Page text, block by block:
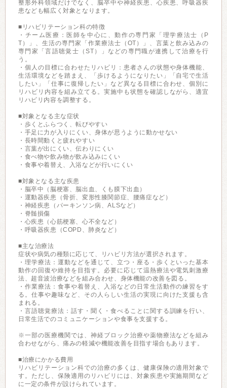
整形外科領域だけでなく、脳卒中や神経疾患、心疾患、呼吸器疾
患なども幅広く対象となります。
■リハビリテーション科の特徴
・チーム医療：医師を中心に、動作の専門家「理学療法士（P
T）」、生活の専門家「作業療法士（OT）」、言葉と飲み込みの
専門家「言語聴覚士（ST）」などの専門職が連携して治療を行
う。
・個人の目標に合わせたリハビリ：患者さんの状態や身体機能、
生活環境などを踏まえ、「歩けるようになりたい」「自宅で生活
したい」「仕事に復帰したい」など異なる目標に合わせ、個別に
リハビリ内容を組み立てる。実施中も状態を確認しながら、適宜
リハビリ内容を調整する。
■対象となる主な症状
・歩くとふらつく、転びやすい
・手足に力が入りにくい、身体が思うように動かせない
・長時間動くと疲れやすい
・言葉が出にくい、伝わりにくい
・食べ物や飲み物が飲み込みにくい
・食事や着替え、入浴などが行いにくい
■対象となる主な疾患
・脳卒中（脳梗塞、脳出血、くも膜下出血）
・運動器疾患（骨折、変形性膝関節症、腰痛症など）
・神経疾患（パーキンソン病、ALSなど）
・脊髄損傷
・心疾患（心筋梗塞、心不全など）
・呼吸器疾患（COPD、肺炎など）
■主な治療法
症状や病気の種類に応じて、リハビリ方法が選択されます。
・理学療法：運動などを通じて、立つ・座る・歩くといった基本
動作の回復や維持を目指す。必要に応じて温熱療法や電気刺激療
法、超音波治療などを組み合わせ、身体機能の改善を図る。
・作業療法：食事や着替え、入浴などの日常生活動作の練習をす
る。仕事や趣味など、その人らしい生活の実現に向けた支援も含
まれる。
・言語聴覚療法：話す・聞く・食べることに関する訓練を行い、
日常生活でのコミュニケーションや食事を支援する。
※一部の医療機関では、神経ブロック治療や薬物療法などを組み
合わせながら、痛みの軽減や機能改善を目指す場合もあります。
■治療にかかる費用
リハビリテーション科での治療の多くは、健康保険の適用対象で
す。ただし、保険適用のリハビリには、対象疾患や実施期間など
に一定の条件が設けられています。